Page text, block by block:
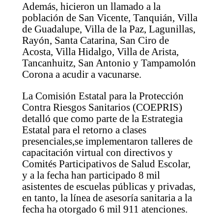
Además, hicieron un llamado a la
población de San Vicente, Tanquián, Villa
de Guadalupe, Villa de la Paz, Lagunillas,
Rayón, Santa Catarina, San Ciro de
Acosta, Villa Hidalgo, Villa de Arista,
Tancanhuitz, San Antonio y Tampamolón
Corona a acudir a vacunarse.
La Comisión Estatal para la Protección
Contra Riesgos Sanitarios (COEPRIS)
detalló que como parte de la Estrategia
Estatal para el retorno a clases
presenciales,se implementaron talleres de
capacitación virtual con directivos y
Comités Participativos de Salud Escolar,
y a la fecha han participado 8 mil
asistentes de escuelas públicas y privadas,
en tanto, la línea de asesoría sanitaria a la
fecha ha otorgado 6 mil 911 atenciones.